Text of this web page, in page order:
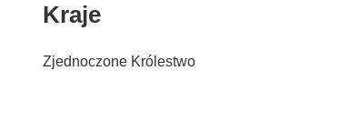
Kraje
Zjednoczone Królestwo